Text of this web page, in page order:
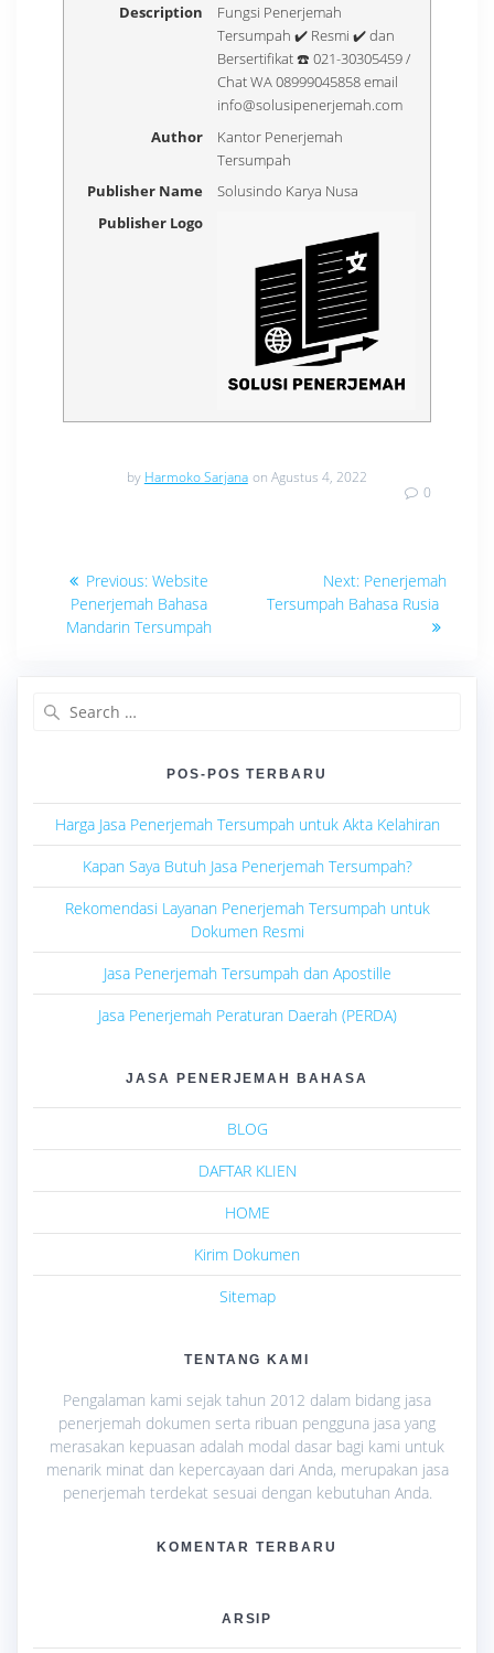
Description
Fungsi Penerjemah
Tersumpah ✔️ Resmi ✔️ dan
Bersertifikat ☎️ 021-30305459 /
Chat WA 08999045858 email
info@solusipenerjemah.com
Author
Kantor Penerjemah
Tersumpah
Publisher Name
Solusindo Karya Nusa
Publisher Logo
by Harmoko Sarjana on Agustus 4, 2022
0
Navigasi
pos
Previous: Previous
post:
Website
Penerjemah Bahasa
Mandarin Tersumpah
Next: Next
post:
Penerjemah
Tersumpah Bahasa Rusia
POS-POS TERBARU
Harga Jasa Penerjemah Tersumpah untuk Akta Kelahiran
Kapan Saya Butuh Jasa Penerjemah Tersumpah?
Rekomendasi Layanan Penerjemah Tersumpah untuk
Dokumen Resmi
Jasa Penerjemah Tersumpah dan Apostille
Jasa Penerjemah Peraturan Daerah (PERDA)
JASA PENERJEMAH BAHASA
BLOG
DAFTAR KLIEN
HOME
Kirim Dokumen
Sitemap
TENTANG KAMI
Pengalaman kami sejak tahun 2012 dalam bidang jasa
penerjemah dokumen serta ribuan pengguna jasa yang
merasakan kepuasan adalah modal dasar bagi kami untuk
menarik minat dan kepercayaan dari Anda, merupakan jasa
penerjemah terdekat sesuai dengan kebutuhan Anda.
KOMENTAR TERBARU
ARSIP